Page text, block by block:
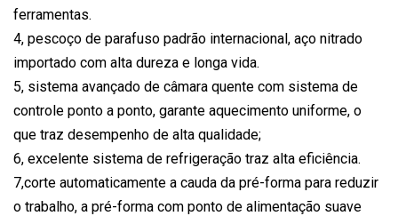
ferramentas.
4, pescoço de parafuso padrão internacional, aço nitrado
importado com alta dureza e longa vida.
5, sistema avançado de câmara quente com sistema de
controle ponto a ponto, garante aquecimento uniforme, o
que traz desempenho de alta qualidade;
6, excelente sistema de refrigeração traz alta eficiência.
7,corte automaticamente a cauda da pré-forma para reduzir
o trabalho, a pré-forma com ponto de alimentação suave